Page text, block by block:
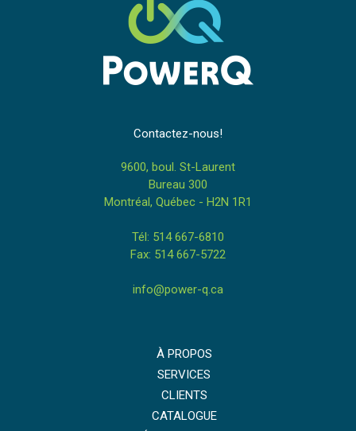
Contactez-nous!
9600, boul. St-Laurent
Bureau 300
Montréal, Québec - H2N 1R1
Tél: 514 667-6810
Fax: 514 667-5722
info@power-q.ca
À PROPOS
SERVICES
CLIENTS
CATALOGUE